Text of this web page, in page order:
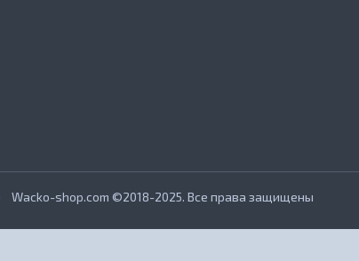
Wacko-shop.com ©2018-2025. Все права защищены